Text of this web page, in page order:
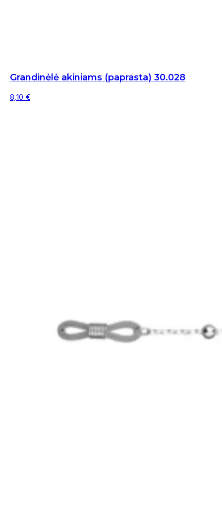
Grandinėlė akiniams (paprasta) 30.028
8,10€